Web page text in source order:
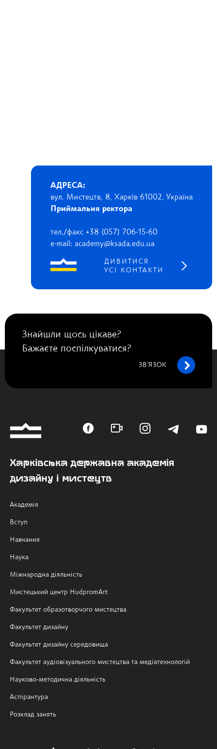
АДРЕСА:
вул. Мистецтв, 8, Харків 61002, Україна
Приймальня ректора
тел./факс +38 (057) 706-15-60
e-mail: academy@ksada.edu.ua
ДИВИТИСЯ
УСІ КОНТАКТИ
Знайшли щось цікаве?
Бажаєте поспілкуватися?
ЗВ’ЯЗОК
Харківська державна академія
дизайну і мистецтв
Академія
Вступ
Навчання
Наука
Міжнародна діяльність
Мистецький центр HudpromArt
Факультет образотворчого мистецтва
Факультет дизайну
Факультет дизайну середовища
Факультет аудіовізуального мистецтва та медіатехнологій
Науково-методична діяльність
Аспірантура
Розклад занять